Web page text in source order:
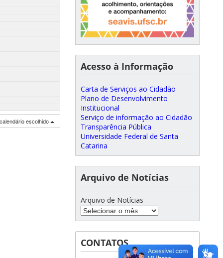
escolhido
Acesso à Informação
Carta de Serviços ao Cidadão
Plano de Desenvolvimento
Institucional
Serviço de informação ao Cidadão
Transparência Pública
Universidade Federal de Santa
Catarina
Arquivo de Notícias
Arquivo de Notícias
CONTATOS